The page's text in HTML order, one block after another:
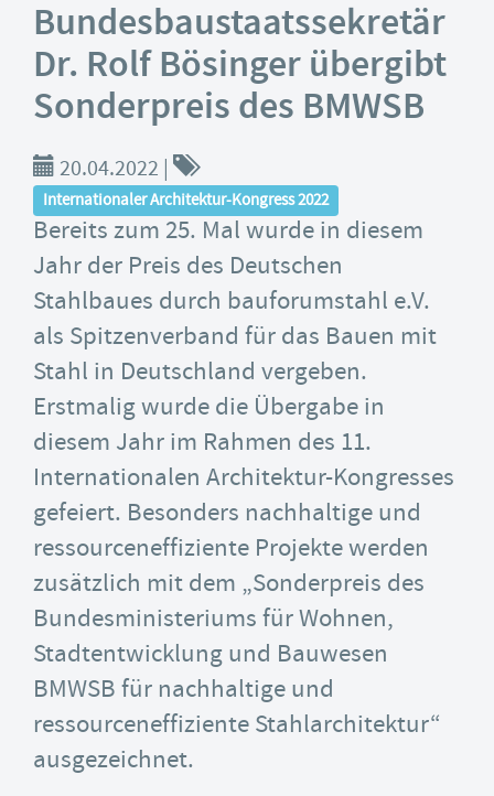
Bundesbaustaatssekretär
Dr. Rolf Bösinger übergibt
Sonderpreis des BMWSB
20.04.2022 |
Internationaler Architektur-Kongress 2022
Bereits zum 25. Mal wurde in diesem
Jahr der Preis des Deutschen
Stahlbaues durch bauforumstahl e.V.
als Spitzenverband für das Bauen mit
Stahl in Deutschland vergeben.
Erstmalig wurde die Übergabe in
diesem Jahr im Rahmen des 11.
Internationalen Architektur-Kongresses
gefeiert. Besonders nachhaltige und
ressourceneffiziente Projekte werden
zusätzlich mit dem „Sonderpreis des
Bundesministeriums für Wohnen,
Stadtentwicklung und Bauwesen
BMWSB für nachhaltige und
ressourceneffiziente Stahlarchitektur“
ausgezeichnet.